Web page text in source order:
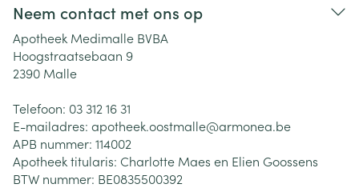
Neem contact met ons op
Apotheek Medimalle BVBA
Hoogstraatsebaan 9
2390 Malle
Telefoon: 03 312 16 31
E-mailadres: apotheek.oostmalle@armonea.be
APB nummer: 114002
Apotheek titularis: Charlotte Maes en Elien Goossens
BTW nummer: BE0835500392